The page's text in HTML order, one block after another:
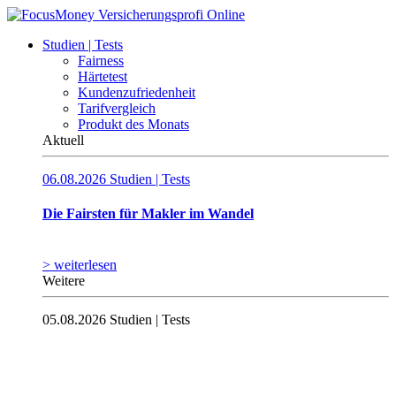
Studien | Tests
Fairness
Härtetest
Kundenzufriedenheit
Tarifvergleich
Produkt des Monats
Aktuell
06.08.2026 Studien | Tests
Die Fairsten für Makler im Wandel
> weiterlesen
Weitere
05.08.2026 Studien | Tests